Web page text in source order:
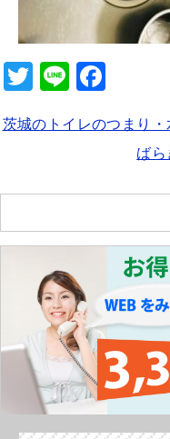
T
tt
Li
e c
b
o
茨城のトイレのつまり
ばら